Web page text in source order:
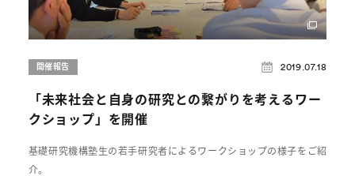
開催報告 2019.07.18
「未来社会と自身の研究との繋がりを考えるワー
クショップ」を開催
基礎研究機構塾生の若手研究者によるワークショップの様子をご紹
介。